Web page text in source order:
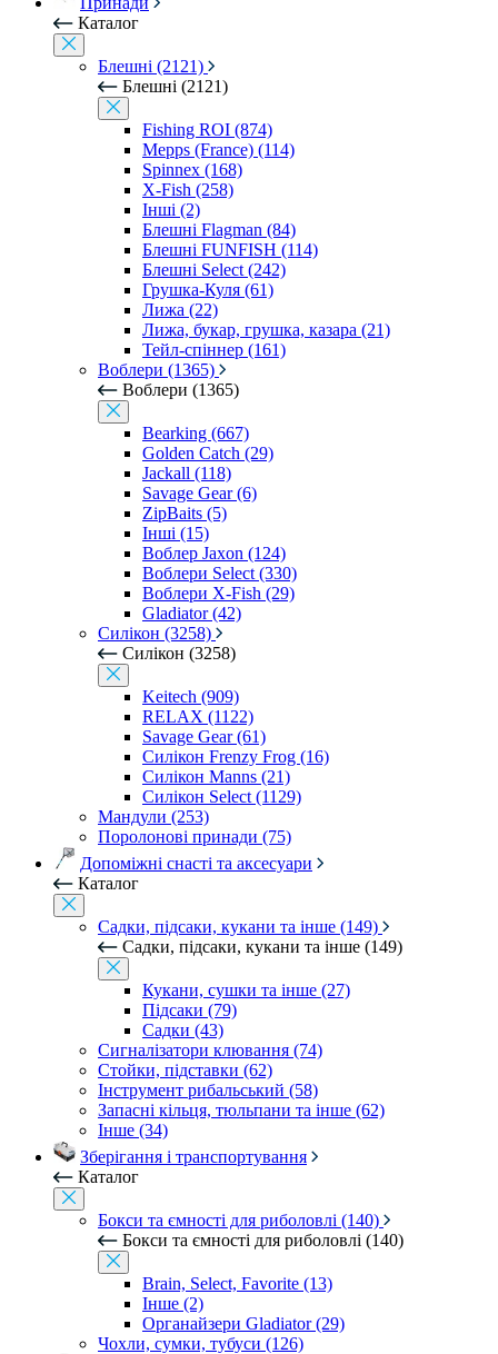
Каталог
Блешні (2121)
Блешні (2121)
Fishing ROI (874)
Mepps (France) (114)
Spinnex (168)
X-Fish (258)
Інші (2)
Блешні Flagman (84)
Блешні FUNFISH (114)
Блешні Select (242)
Грушка-Куля (61)
Лижа (22)
Лижа, букар, грушка, казара (21)
Тейл-спіннер (161)
Воблери (1365)
Воблери (1365)
Bearking (667)
Golden Catch (29)
Jackall (118)
Savage Gear (6)
ZipBaits (5)
Інші (15)
Воблер Jaxon (124)
Воблери Select (330)
Воблери X-Fish (29)
Gladiator (42)
Силікон (3258)
Силікон (3258)
Keitech (909)
RELAX (1122)
Savage Gear (61)
Силікон Frenzy Frog (16)
Силікон Manns (21)
Силікон Select (1129)
Мандули (253)
Поролонові принади (75)
Допоміжні снасті та аксесуари
Каталог
Садки, підсаки, кукани та інше (149)
Садки, підсаки, кукани та інше (149)
Кукани, сушки та інше (27)
Підсаки (79)
Садки (43)
Сигналізатори клювання (74)
Стойки, підставки (62)
Інструмент рибальський (58)
Запасні кільця, тюльпани та інше (62)
Інше (34)
Зберігання і транспортування
Каталог
Бокси та ємності для риболовлі (140)
Бокси та ємності для риболовлі (140)
Brain, Select, Favorite (13)
Інше (2)
Органайзери Gladiator (29)
Чохли, сумки, тубуси (126)